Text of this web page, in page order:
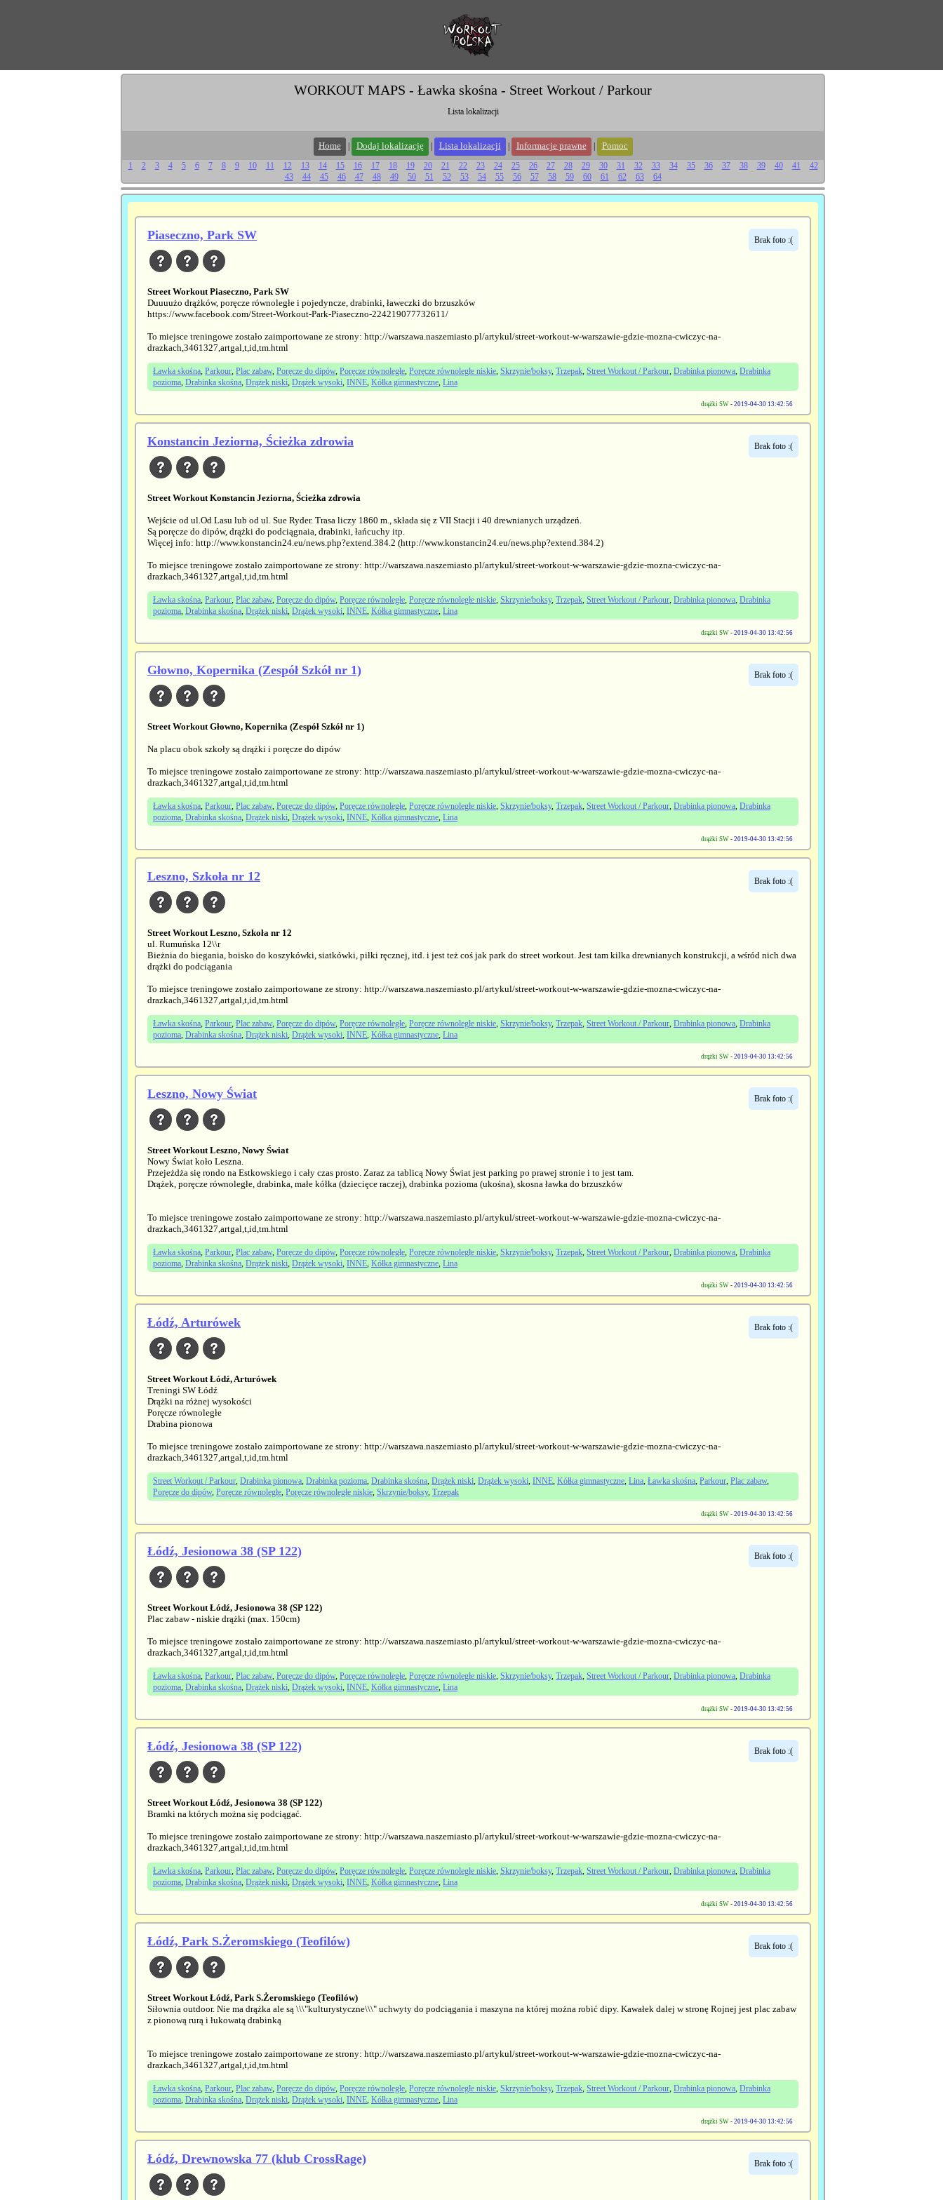
WORKOUT MAPS - Ławka skośna - Street Workout / Parkour
Lista lokalizacji
Home Dodaj lokalizację Lista lokalizacji Informacje prawne Pomoc
1 2 3 4 5 6 7 8 9 10 11 12 13 14 15 16 17 18 19 20 21 22 23 24 25 26 27 28 29 30 31 32 33 34 35 36 37 38 39 40 41
42
43
44 45 46 47 48 49 50 51 52 53 54 55 56 57 58 59 60 61 62 63 64
Brak foto :(
Piaseczno, Park SW
Street Workout Piaseczno, Park SW
Duuuużo drążków, poręcze równoległe i pojedyncze, drabinki, ławeczki do brzuszków
https://www.facebook.com/Street-Workout-Park-Piaseczno-224219077732611/
To miejsce treningowe zostało zaimportowane ze strony: http://warszawa.naszemiasto.pl/artykul/street-workout-w-warszawie-gdzie-mozna-cwiczyc-na-
drazkach,3461327,artgal,t,id,tm.html
Ławka skośna, Parkour, Plac zabaw, Poręcze do dipów, Poręcze równoległe, Poręcze równoległe niskie, Skrzynie/boksy, Trzepak, Street Workout / Parkour, Drabinka pionowa, Drabinka
pozioma, Drabinka skośna, Drążek niski, Drążek wysoki, INNE, Kółka gimnastyczne, Lina
drążki SW - 2019-04-30 13:42:56
Brak foto :(
Konstancin Jeziorna, Ścieżka zdrowia
Street Workout Konstancin Jeziorna, Ścieżka zdrowia
Wejście od ul.Od Lasu lub od ul. Sue Ryder. Trasa liczy 1860 m., składa się z VII Stacji i 40 drewnianych urządzeń.
Są poręcze do dipów, drążki do podciągnaia, drabinki, łańcuchy itp.
Więcej info: http://www.konstancin24.eu/news.php?extend.384.2 (http://www.konstancin24.eu/news.php?extend.384.2)
To miejsce treningowe zostało zaimportowane ze strony: http://warszawa.naszemiasto.pl/artykul/street-workout-w-warszawie-gdzie-mozna-cwiczyc-na-
drazkach,3461327,artgal,t,id,tm.html
Ławka skośna, Parkour, Plac zabaw, Poręcze do dipów, Poręcze równoległe, Poręcze równoległe niskie, Skrzynie/boksy, Trzepak, Street Workout / Parkour, Drabinka pionowa, Drabinka
pozioma, Drabinka skośna, Drążek niski, Drążek wysoki, INNE, Kółka gimnastyczne, Lina
drążki SW - 2019-04-30 13:42:56
Brak foto :(
Głowno, Kopernika (Zespół Szkół nr 1)
Street Workout Głowno, Kopernika (Zespół Szkół nr 1)
Na placu obok szkoły są drążki i poręcze do dipów
To miejsce treningowe zostało zaimportowane ze strony: http://warszawa.naszemiasto.pl/artykul/street-workout-w-warszawie-gdzie-mozna-cwiczyc-na-
drazkach,3461327,artgal,t,id,tm.html
Ławka skośna, Parkour, Plac zabaw, Poręcze do dipów, Poręcze równoległe, Poręcze równoległe niskie, Skrzynie/boksy, Trzepak, Street Workout / Parkour, Drabinka pionowa, Drabinka
pozioma, Drabinka skośna, Drążek niski, Drążek wysoki, INNE, Kółka gimnastyczne, Lina
drążki SW - 2019-04-30 13:42:56
Brak foto :(
Leszno, Szkoła nr 12
Street Workout Leszno, Szkoła nr 12
ul. Rumuńska 12\\r
Bieżnia do biegania, boisko do koszykówki, siatkówki, piłki ręcznej, itd. i jest też coś jak park do street workout. Jest tam kilka drewnianych konstrukcji, a wśród nich dwa
drążki do podciągania
To miejsce treningowe zostało zaimportowane ze strony: http://warszawa.naszemiasto.pl/artykul/street-workout-w-warszawie-gdzie-mozna-cwiczyc-na-
drazkach,3461327,artgal,t,id,tm.html
Ławka skośna, Parkour, Plac zabaw, Poręcze do dipów, Poręcze równoległe, Poręcze równoległe niskie, Skrzynie/boksy, Trzepak, Street Workout / Parkour, Drabinka pionowa, Drabinka
pozioma, Drabinka skośna, Drążek niski, Drążek wysoki, INNE, Kółka gimnastyczne, Lina
drążki SW - 2019-04-30 13:42:56
Brak foto :(
Leszno, Nowy Świat
Street Workout Leszno, Nowy Świat
Nowy Świat koło Leszna.
Przejeżdża się rondo na Estkowskiego i cały czas prosto. Zaraz za tablicą Nowy Świat jest parking po prawej stronie i to jest tam.
Drążek, poręcze równoległe, drabinka, małe kółka (dziecięce raczej), drabinka pozioma (ukośna), skosna ławka do brzuszków
To miejsce treningowe zostało zaimportowane ze strony: http://warszawa.naszemiasto.pl/artykul/street-workout-w-warszawie-gdzie-mozna-cwiczyc-na-
drazkach,3461327,artgal,t,id,tm.html
Ławka skośna, Parkour, Plac zabaw, Poręcze do dipów, Poręcze równoległe, Poręcze równoległe niskie, Skrzynie/boksy, Trzepak, Street Workout / Parkour, Drabinka pionowa, Drabinka
pozioma, Drabinka skośna, Drążek niski, Drążek wysoki, INNE, Kółka gimnastyczne, Lina
drążki SW - 2019-04-30 13:42:56
Brak foto :(
Łódź, Arturówek
Street Workout Łódź, Arturówek
Treningi SW Łódź
Drążki na różnej wysokości
Poręcze równoległe
Drabina pionowa
To miejsce treningowe zostało zaimportowane ze strony: http://warszawa.naszemiasto.pl/artykul/street-workout-w-warszawie-gdzie-mozna-cwiczyc-na-
drazkach,3461327,artgal,t,id,tm.html
Street Workout / Parkour, Drabinka pionowa, Drabinka pozioma, Drabinka skośna, Drążek niski, Drążek wysoki, INNE, Kółka gimnastyczne, Lina, Ławka skośna, Parkour, Plac zabaw,
Poręcze do dipów, Poręcze równoległe, Poręcze równoległe niskie, Skrzynie/boksy, Trzepak
drążki SW - 2019-04-30 13:42:56
Brak foto :(
Łódź, Jesionowa 38 (SP 122)
Street Workout Łódź, Jesionowa 38 (SP 122)
Plac zabaw - niskie drążki (max. 150cm)
To miejsce treningowe zostało zaimportowane ze strony: http://warszawa.naszemiasto.pl/artykul/street-workout-w-warszawie-gdzie-mozna-cwiczyc-na-
drazkach,3461327,artgal,t,id,tm.html
Ławka skośna, Parkour, Plac zabaw, Poręcze do dipów, Poręcze równoległe, Poręcze równoległe niskie, Skrzynie/boksy, Trzepak, Street Workout / Parkour, Drabinka pionowa, Drabinka
pozioma, Drabinka skośna, Drążek niski, Drążek wysoki, INNE, Kółka gimnastyczne, Lina
drążki SW - 2019-04-30 13:42:56
Brak foto :(
Łódź, Jesionowa 38 (SP 122)
Street Workout Łódź, Jesionowa 38 (SP 122)
Bramki na których można się podciągać.
To miejsce treningowe zostało zaimportowane ze strony: http://warszawa.naszemiasto.pl/artykul/street-workout-w-warszawie-gdzie-mozna-cwiczyc-na-
drazkach,3461327,artgal,t,id,tm.html
Ławka skośna, Parkour, Plac zabaw, Poręcze do dipów, Poręcze równoległe, Poręcze równoległe niskie, Skrzynie/boksy, Trzepak, Street Workout / Parkour, Drabinka pionowa, Drabinka
pozioma, Drabinka skośna, Drążek niski, Drążek wysoki, INNE, Kółka gimnastyczne, Lina
drążki SW - 2019-04-30 13:42:56
Brak foto :(
Łódź, Park S.Żeromskiego (Teofilów)
Street Workout Łódź, Park S.Żeromskiego (Teofilów)
Siłownia outdoor. Nie ma drążka ale są \\\"kulturystyczne\\\" uchwyty do podciągania i maszyna na której można robić dipy. Kawałek dalej w stronę Rojnej jest plac zabaw
z pionową rurą i łukowatą drabinką
To miejsce treningowe zostało zaimportowane ze strony: http://warszawa.naszemiasto.pl/artykul/street-workout-w-warszawie-gdzie-mozna-cwiczyc-na-
drazkach,3461327,artgal,t,id,tm.html
Ławka skośna, Parkour, Plac zabaw, Poręcze do dipów, Poręcze równoległe, Poręcze równoległe niskie, Skrzynie/boksy, Trzepak, Street Workout / Parkour, Drabinka pionowa, Drabinka
pozioma, Drabinka skośna, Drążek niski, Drążek wysoki, INNE, Kółka gimnastyczne, Lina
drążki SW - 2019-04-30 13:42:56
Brak foto :(
Łódź, Drewnowska 77 (klub CrossRage)